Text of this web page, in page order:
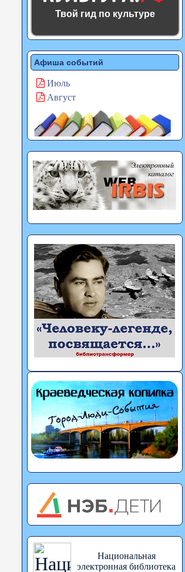
Твой гид по культуре
Афиша событий
Июль
Август
Национальная
электронная библиотека